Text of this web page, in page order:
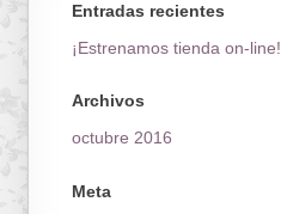
Entradas recientes
¡Estrenamos tienda on-line!
Archivos
octubre 2016
Meta